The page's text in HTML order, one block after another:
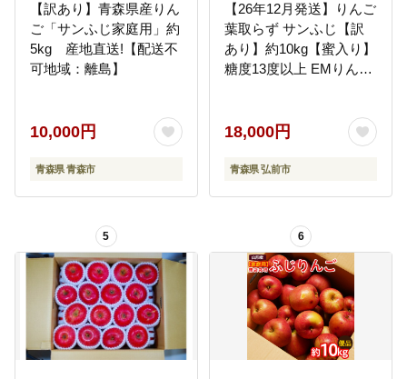
【訳あり】青森県産りん
ご「サンふじ家庭用」約
5kg 産地直送!【配送不
可地域：離島】
10,000円
青森県 青森市
【26年12月発送】りんご
葉取らず サンふじ【訳
あり】約10kg【蜜入り】
糖度13度以上 EMりんご
市 不揃い 規格外 [先行予
約 家庭用 産地直送 アッ
プル 青森県 弘前市]
18,000円
青森県 弘前市
5 6